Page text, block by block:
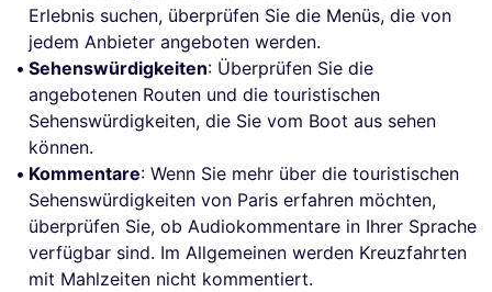
Erlebnis suchen, überprüfen Sie die Menüs, die von
jedem Anbieter angeboten werden.
Sehenswürdigkeiten: Überprüfen Sie die
angebotenen Routen und die touristischen
Sehenswürdigkeiten, die Sie vom Boot aus sehen
können.
Kommentare: Wenn Sie mehr über die touristischen
Sehenswürdigkeiten von Paris erfahren möchten,
überprüfen Sie, ob Audiokommentare in Ihrer Sprache
verfügbar sind. Im Allgemeinen werden Kreuzfahrten
mit Mahlzeiten nicht kommentiert.